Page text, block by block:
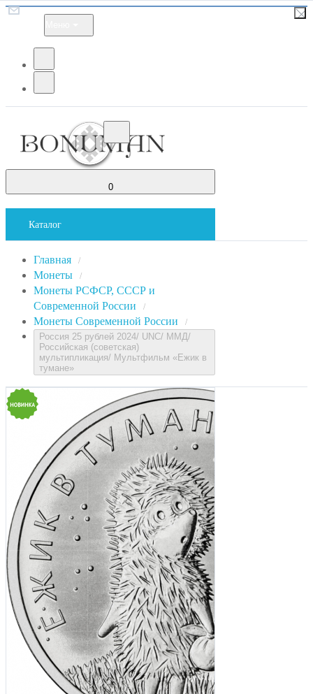
0
Каталог
Главная /
Монеты /
Монеты РСФСР, СССР и
Современной России
/
Монеты Современной России /
Россия 25 рублей 2024/ UNC/ ММД/
Российская (советская)
мультипликация/ Мультфильм «Ежик в
тумане»